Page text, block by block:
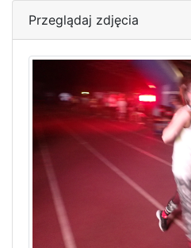
Przeglądaj zdjęcia